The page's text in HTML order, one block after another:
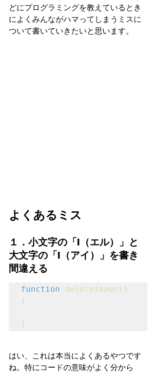
どにプログラミングを教えているとき
によくみんながハマってしまうミスに
ついて書いていきたいと思います。
よくあるミス
１．小文字の「l（エル）」と
大文字の「I（アイ）」を書き
間違える
function deleteImage ()
{
}
はい、これは本当によくあるやつです
ね。特にコードの意味がよく分から